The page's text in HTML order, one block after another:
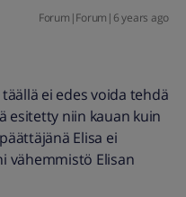
Forum|Forum|6 years ago
ei edes voida tehdä
esitetty niin kauan kuin
Elisa ei
vähemmistö Elisan